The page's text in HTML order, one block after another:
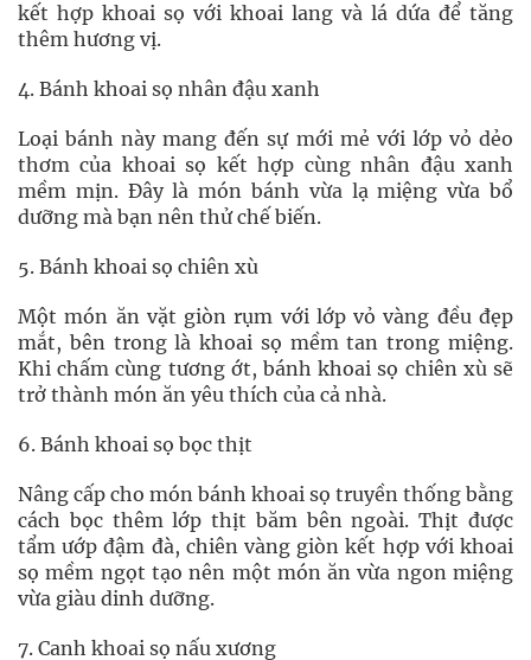
kết hợp khoai sọ với khoai lang và lá dứa để tăng
thêm hương vị.
4. Bánh khoai sọ nhân đậu xanh
Loại bánh này mang đến sự mới mẻ với lớp vỏ dẻo
thơm của khoai sọ kết hợp cùng nhân đậu xanh
mềm mịn. Đây là món bánh vừa lạ miệng vừa bổ
dưỡng mà bạn nên thử chế biến.
5. Bánh khoai sọ chiên xù
Một món ăn vặt giòn rụm với lớp vỏ vàng đều đẹp
mắt, bên trong là khoai sọ mềm tan trong miệng.
Khi chấm cùng tương ớt, bánh khoai sọ chiên xù sẽ
trở thành món ăn yêu thích của cả nhà.
6. Bánh khoai sọ bọc thịt
Nâng cấp cho món bánh khoai sọ truyền thống bằng
cách bọc thêm lớp thịt băm bên ngoài. Thịt được
tẩm ướp đậm đà, chiên vàng giòn kết hợp với khoai
sọ mềm ngọt tạo nên một món ăn vừa ngon miệng
vừa giàu dinh dưỡng.
7. Canh khoai sọ nấu xương